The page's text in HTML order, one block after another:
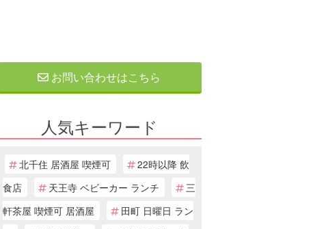
お問い合わせはこちら
人気キーワード
北千住 居酒屋 喫煙可
22時以降 飲
食店
天王寺 ベビーカー ランチ
三
軒茶屋 喫煙可 居酒屋
田町 日曜日 ラン